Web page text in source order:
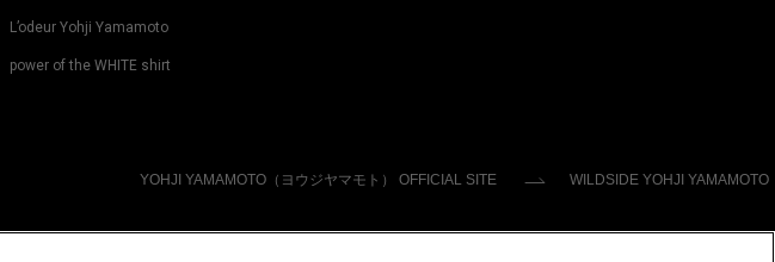
L’odeur Yohji Yamamoto
power of the WHITE shirt
YOHJI YAMAMOTO（ヨウジヤマモト） OFFICIAL SITE WILDSIDE YOHJI YAMAMOTO